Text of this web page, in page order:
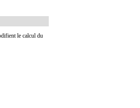
le calcul du